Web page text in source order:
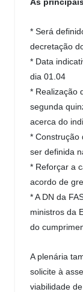
* Será
decretação
* Data
dia 01.04
* Realização
segunda
acerca do
* Construção
ser definida
* Reforçar a
acordo de
* A DN da
ministros da
do
A plenária
solicite à
viabilidade